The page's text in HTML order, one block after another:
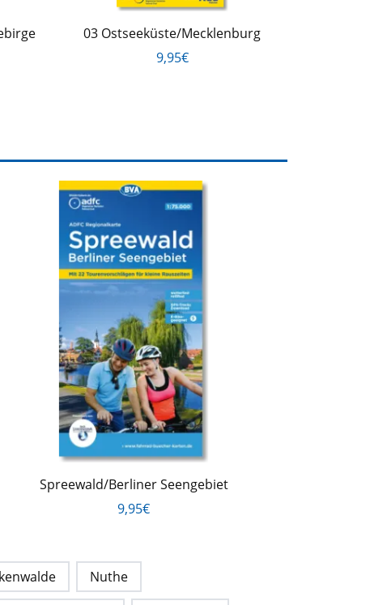
03 Ostseeküste/Mecklenburg
9,95€
Spreewald/Berliner Seengebiet
9,95€
Nuthe